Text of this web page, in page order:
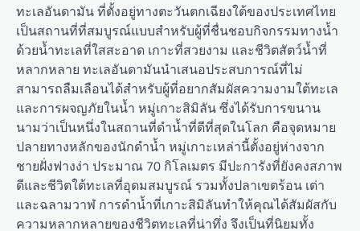
ทะเลอันดามัน ที่ตั้งอยู่ทางตะวันตกเฉียงใต้ของประเทศไทย
เป็นสถานที่ที่สมบูรณ์แบบสำหรับผู้ที่ชื่นชอบกิจกรรมทางน้ำ
ด้วยน้ำทะเลที่ใสสะอาด เกาะที่สวยงาม และชีวิตสัตว์น้ำที่
หลากหลาย ทะเลอันดามันนำเสนอประสบการณ์ที่ไม่
สามารถลืมเลือนได้สำหรับผู้ที่อยากสัมผัสความงามใต้ทะเล
และการผจญภัยในน้ำ หมู่เกาะสิมิลัน ซึ่งได้รับการขนาน
นามว่าเป็นหนึ่งในสถานที่ดำน้ำที่ดีที่สุดในโลก คือจุดหมาย
ปลายทางหลักของนักดำน้ำ หมู่เกาะเหล่านี้ตั้งอยู่ห่างจาก
ชายฝั่งฟางง่า ประมาณ 70 กิโลเมตร มีปะการังที่ยังคงสภาพ
ดีและชีวิตใต้ทะเลที่อุดมสมบูรณ์ รวมทั้งปลาเขตร้อน เต่า
และฉลามวาฬ การดำน้ำที่เกาะสิมิลันทำให้คุณได้สัมผัสกับ
ความหลากหลายของชีวิตทะเลที่น่าทึ่ง จึงเป็นที่นิยมทั้ง